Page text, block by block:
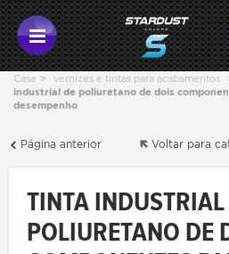
Casa > vernizes e tintas para acabamentos
industrial de poliuretano de dois
desempenho
Página anterior Voltar para
TINTA INDUSTRIAL
POLIURETANO DE